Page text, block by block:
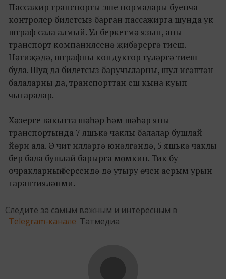
Пассажир транспорты эше нормалары буенча
контролер билетсыз барган пассажирга шунда ук
штраф сала алмый. Ул беркетмә язып, аны
транспорт компаниясенә җибәрергә тиеш.
Нәтиҗәдә, штрафны кондуктор түләргә тиеш
була. Шуңа да билетсыз баручыларны, шул исәптән
балаларны да, транспорттан еш кына куып
чыгаралар.
Хәзерге вакытта шәһәр һәм шәһәр яны
транспортында 7 яшькә чаклы балалар бушлай
йөри ала. Ә чит илләргә юнәлгәндә, 5 яшькә чаклы
бер бала бушлай барырга мөмкин. Тик бу
очракларның берсендә дә утыру өчен аерым урын
гарантияләнми.
Следите за самым важным и интересным в
Telegram-канале Татмедиа